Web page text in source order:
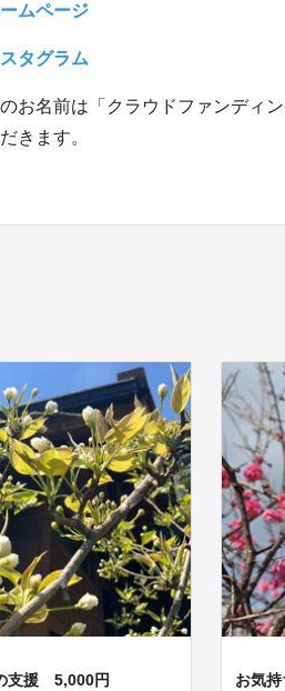
ムページ
タグラム
お名前は「クラウドファンディ
きます。
支援 5,000円 お気